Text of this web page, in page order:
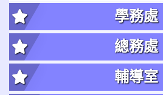
學務處
總務處
輔導室